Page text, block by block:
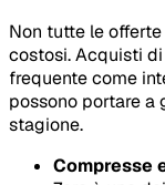
Non tutte le
costosi. Acquisti
frequente come
possono portare a
stagione.
Compresse